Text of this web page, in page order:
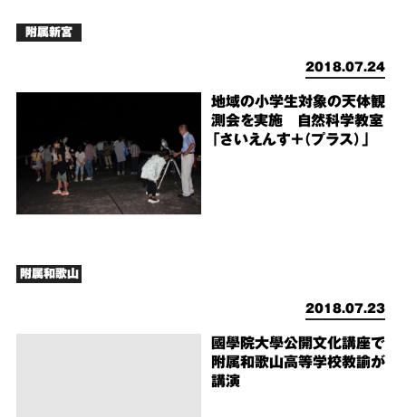
附属新宮
2018.07.24
地域の小学生対象の天体観
測会を実施 自然科学教室
「さいえんす＋（プラス）」
附属和歌山
2018.07.23
國學院大學公開文化講座で
附属和歌山高等学校教諭が
講演